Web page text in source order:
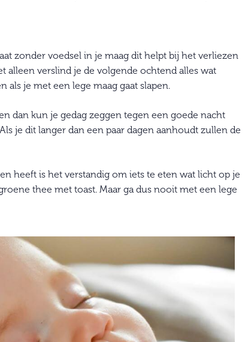
zonder voedsel in je maag dit helpt bij het verliezen
alleen verslind je de volgende ochtend alles wat
als je met een lege maag gaat slapen.
dan kun je gedag zeggen tegen een goede nacht
je dit langer dan een paar dagen aanhoudt zullen de
heeft is het verstandig om iets te eten wat licht op je
thee met toast. Maar ga dus nooit met een lege